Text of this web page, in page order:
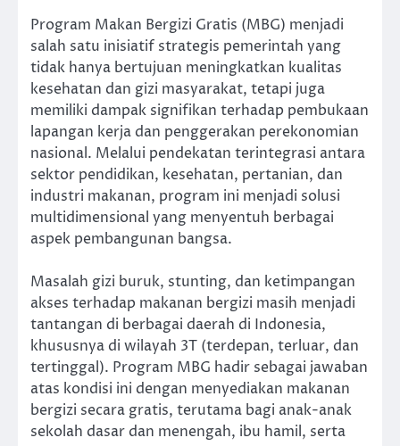
Program Makan Bergizi Gratis (MBG) menjadi
salah satu inisiatif strategis pemerintah yang
tidak hanya bertujuan meningkatkan kualitas
kesehatan dan gizi masyarakat, tetapi juga
memiliki dampak signifikan terhadap pembukaan
lapangan kerja dan penggerakan perekonomian
nasional. Melalui pendekatan terintegrasi antara
sektor pendidikan, kesehatan, pertanian, dan
industri makanan, program ini menjadi solusi
multidimensional yang menyentuh berbagai
aspek pembangunan bangsa.
Masalah gizi buruk, stunting, dan ketimpangan
akses terhadap makanan bergizi masih menjadi
tantangan di berbagai daerah di Indonesia,
khususnya di wilayah 3T (terdepan, terluar, dan
tertinggal). Program MBG hadir sebagai jawaban
atas kondisi ini dengan menyediakan makanan
bergizi secara gratis, terutama bagi anak-anak
sekolah dasar dan menengah, ibu hamil, serta